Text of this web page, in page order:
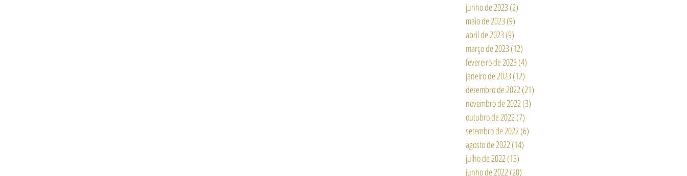
junho de 2023(2)
maio de 2023(9)
abril de 2023(9)
março de 2023(12)
fevereiro de 2023(4)
janeiro de 2023(12)
dezembro de 2022(21)
novembro de 2022(3)
outubro de 2022(7)
setembro de 2022(6)
agosto de 2022(14)
julho de 2022(13)
junho de 2022(20)